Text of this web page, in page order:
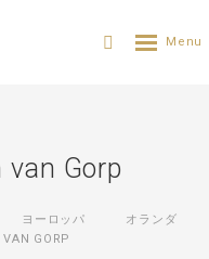
Gorp
ヨーロッパ
オランダ
GORP